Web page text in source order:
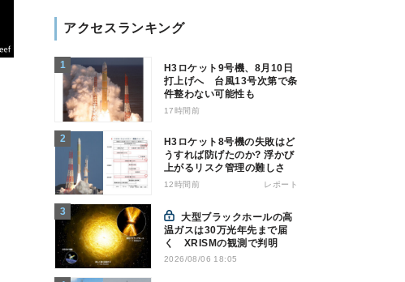
アクセスランキング
H3ロケット9号機、8月10日
打上げへ 台風13号次第で条
件整わない可能性も
17時間前
H3ロケット8号機の失敗はど
うすれば防げたのか? 浮かび
上がるリスク管理の難しさ
12時間前 レポート
大型ブラックホールの高
温ガスは30万光年先まで届
く XRISMの観測で判明
2026/08/06 18:05